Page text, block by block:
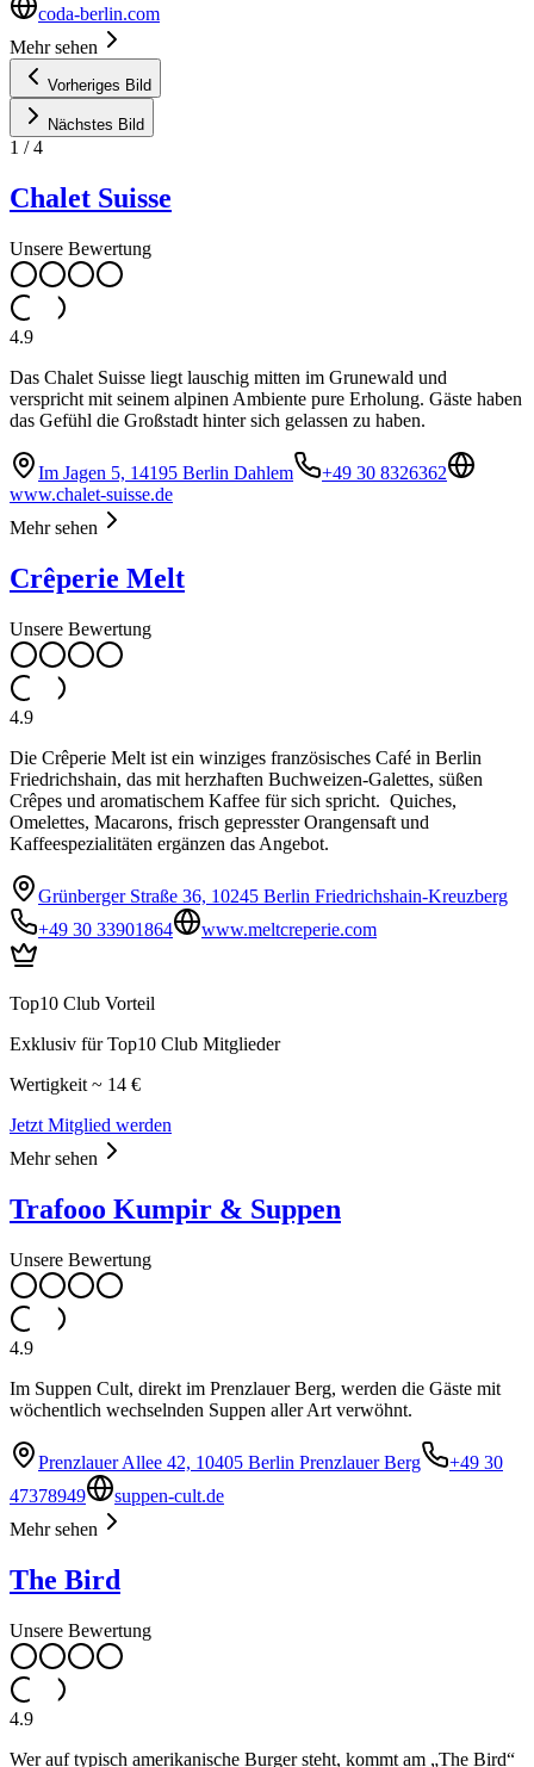
coda-berlin.com
Mehr sehen
Vorheriges Bild
Nächstes Bild
1 /4
Chalet Suisse
Unsere Bewertung
4.9
Das Chalet Suisse liegt lauschig mitten im Grunewald und
verspricht mit seinem alpinen Ambiente pure Erholung. Gäste haben
das Gefühl die Großstadt hinter sich gelassen zu haben.
Im Jagen 5, 14195 Berlin Dahlem
+49 30 8326362
www.chalet-suisse.de
Mehr sehen
Crêperie Melt
Unsere Bewertung
4.9
Die Crêperie Melt ist ein winziges französisches Café in Berlin
Friedrichshain, das mit herzhaften Buchweizen-Galettes, süßen
Crêpes und aromatischem Kaffee für sich spricht. Quiches,
Omelettes, Macarons, frisch gepresster Orangensaft und
Kaffeespezialitäten ergänzen das Angebot.
Grünberger Straße 36, 10245 Berlin Friedrichshain-Kreuzberg
+49 30 33901864
www.meltcreperie.com
Top10 Club Vorteil
Exklusiv für Top10 Club Mitglieder
Wertigkeit ~ 14 €
Jetzt Mitglied werden
Mehr sehen
Trafooo Kumpir & Suppen
Unsere Bewertung
4.9
Im Suppen Cult, direkt im Prenzlauer Berg, werden die Gäste mit
wöchentlich wechselnden Suppen aller Art verwöhnt.
Prenzlauer Allee 42, 10405 Berlin Prenzlauer Berg
+49 30
47378949
suppen-cult.de
Mehr sehen
The Bird
Unsere Bewertung
4.9
Wer auf typisch amerikanische Burger steht, kommt am „The Bird“